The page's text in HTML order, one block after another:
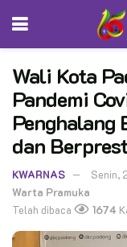
Wali Kota
Pandemi
Penghalang
dan
KWARNAS Senin,
Warta Pramuka
Telah dibaca
1674